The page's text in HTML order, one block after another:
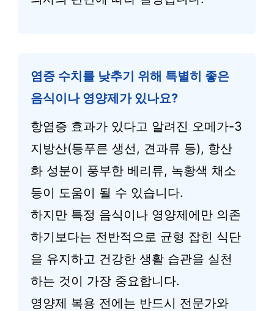
염증 수치를 낮추기 위해 특별히 좋은
음식이나 영양제가 있나요?
항염증 효과가 있다고 알려진 오메가-3
지방산(등푸른 생선, 견과류 등), 항산
화 성분이 풍부한 베리류, 녹황색 채소
등이 도움이 될 수 있습니다.
하지만 특정 음식이나 영양제에만 의존
하기보다는 전반적으로 균형 잡힌 식단
을 유지하고 건강한 생활 습관을 실천
하는 것이 가장 중요합니다.
영양제 복용 전에는 반드시 전문가와